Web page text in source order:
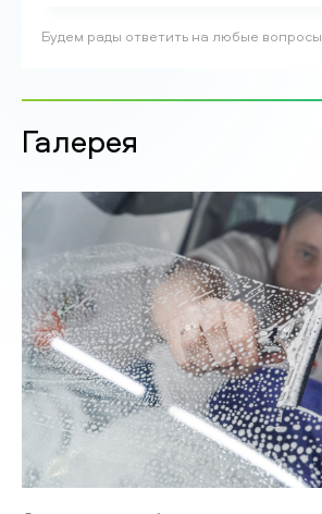
Будем рады ответить на любые вопросы
Галерея